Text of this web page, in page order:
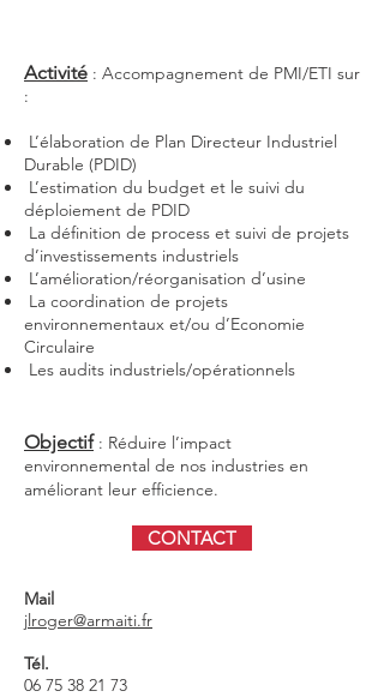
Activité : Accompagnement de PMI/ETI sur
:
L’élaboration de Plan Directeur Industriel
Durable (PDID)
L’estimation du budget et le suivi du
déploiement de PDID
La définition de process et suivi de projets
d’investissements industriels
L’amélioration/réorganisation d’usine
La coordination de projets
environnementaux et/ou d’Economie
Circulaire
Les audits industriels/opérationnels
Objectif: Réduire l’impact
environnemental de nos industries en
améliorant leur efficience.
CONTACT
Mail
jlroger@armaiti.fr
Tél.
06 75 38 21 73